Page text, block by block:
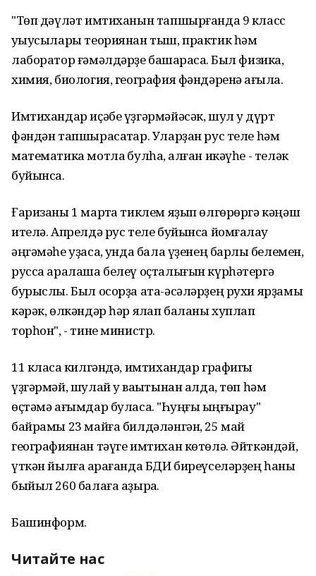
"Төп дәүләт имтиханын тапшырғанда 9 класс
уҡыусылары теориянан тыш, практик һәм
лаборатор ғәмәлдәрҙе башҡарасаҡ. Был физика,
химия, биология, география фәндәренә ҡағыла.
Имтихандар иҫәбе үҙгәрмәйәсәк, шул уҡ дүрт
фәндән тапшырасаҡтар. Уларҙан рус теле һәм
математика мотлаҡ булһа, ҡалған икәүһе - теләк
буйынса.
Ғаризаны 1 мартҡа тиклем яҙып өлгөрөргә кәңәш
ителә. Апрелдә рус теле буйынса йомғаҡлау
әңгәмәһе уҙасаҡ, унда бала үҙенең барлыҡ белемен,
русса аралаша белеү оҫталығын күрһәтергә
бурыслы. Был осорҙа ата-әсәләрҙең рухи ярҙамы
кәрәк, өлкәндәр һәр яҡлап баланы хуплап
торһон", - тине министр.
11 класҡа килгәндә, имтихандар графигы
үҙгәрмәй, шулай уҡ ваҡытынан алда, төп һәм
өҫтәмә ағымдар буласаҡ. "Һуңғы ҡыңғырау"
байрамы 23 майға билдәләнгән, 25 май
географиянан тәүге имтихан көтөлә. Әйткәндәй,
үткән йылға ҡарағанда БДИ биреүселәрҙең һаны
быйыл 260 балаға аҙыраҡ.
Башинформ.
Читайте нас